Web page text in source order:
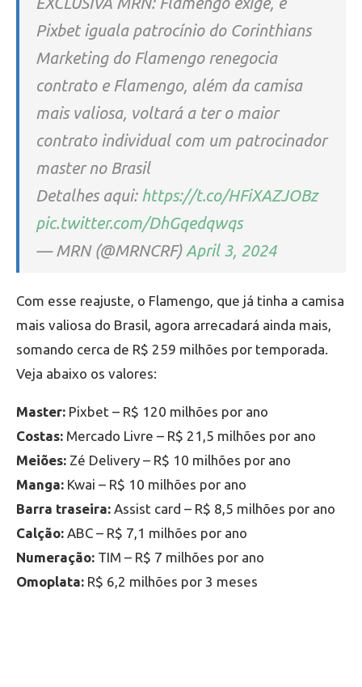
Pixbet iguala patrocínio do Corinthians
Marketing do Flamengo renegocia
contrato e Flamengo, além da camisa
mais valiosa, voltará a ter o maior
contrato individual com um patrocinador
master no Brasil
Detalhes aqui: https://t.co/HFiXAZJOBz
pic.twitter.com/DhGqedqwqs
— MRN (@MRNCRF) April 3, 2024
Com esse reajuste, o Flamengo, que já tinha a camisa
mais valiosa do Brasil, agora arrecadará ainda mais,
somando cerca de R$ 259 milhões por temporada.
Veja abaixo os valores:
Master: Pixbet – R$ 120 milhões por ano
Costas: Mercado Livre – R$ 21,5 milhões por ano
Meiões: Zé Delivery – R$ 10 milhões por ano
Manga: Kwai – R$ 10 milhões por ano
Barra traseira: Assist card – R$ 8,5 milhões por ano
Calção: ABC – R$ 7,1 milhões por ano
Numeração: TIM – R$ 7 milhões por ano
Omoplata: R$ 6,2 milhões por 3 meses